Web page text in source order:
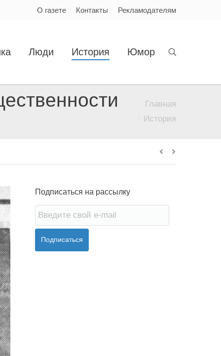
О газете Контакты Рекламодателям
Люди История Юмор
Вы здесь:
Главная
История
Подписаться на рассылку
Подписаться